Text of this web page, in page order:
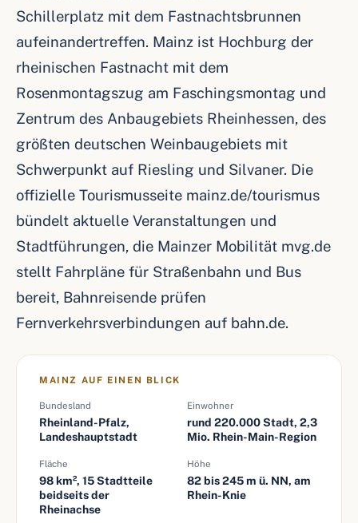
Schillerplatz mit dem Fastnachtsbrunnen
aufeinandertreffen. Mainz ist Hochburg der
rheinischen Fastnacht mit dem
Rosenmontagszug am Faschingsmontag und
Zentrum des Anbaugebiets Rheinhessen, des
größten deutschen Weinbaugebiets mit
Schwerpunkt auf Riesling und Silvaner. Die
offizielle Tourismusseite mainz.de/tourismus
bündelt aktuelle Veranstaltungen und
Stadtführungen, die Mainzer Mobilität mvg.de
stellt Fahrpläne für Straßenbahn und Bus
bereit, Bahnreisende prüfen
Fernverkehrsverbindungen auf bahn.de.
MAINZ AUF EINEN BLICK
Bundesland
Rheinland-Pfalz,
Landeshauptstadt
Einwohner
rund 220.000 Stadt, 2,3
Mio. Rhein-Main-Region
Fläche
98 km², 15 Stadtteile
beidseits der
Rheinachse
Höhe
82 bis 245 m ü. NN, am
Rhein-Knie